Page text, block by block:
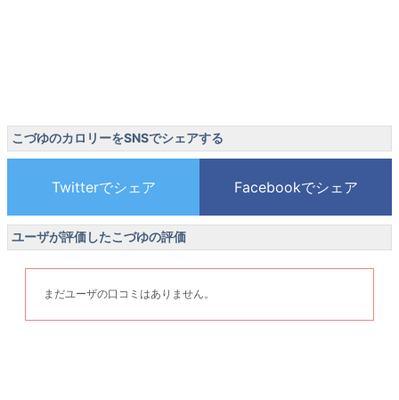
こづゆのカロリーをSNSでシェアする
ユーザが評価したこづゆの評価
まだユーザの口コミはありません。